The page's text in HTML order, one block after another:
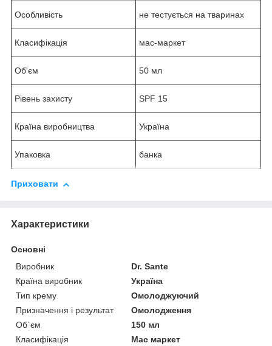
Особливість не тестується на тваринах
Класифікація мас-маркет
Об'єм 50 мл
Рівень захисту SPF 15
Країна виробництва Україна
Упаковка банка
Приховати
Характеристики
Основні
Виробник
Dr. Sante
Країна виробник
Україна
Тип крему
Омолоджуючий
Призначення і результат
Омолодження
Об`єм
150 мл
Класифікація
Мас маркет